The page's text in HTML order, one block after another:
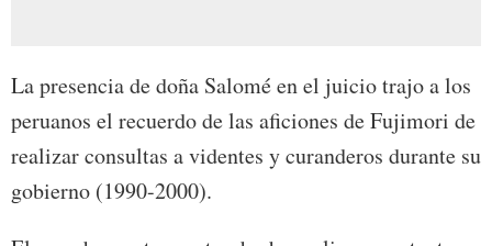
La presencia de doña Salomé en el juicio trajo a los
peruanos el recuerdo de las aficiones de Fujimori de
realizar consultas a videntes y curanderos durante su
gobierno (1990-2000).